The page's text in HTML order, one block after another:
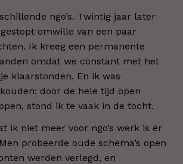
ngo’s. Twintig jaar later
omwille van een paar
Ik kreeg een permanente
omdat we constant met het
klaarstonden. En ik was
door de hele tijd open
stond ik te vaak in de tocht.
ik niet meer voor ngo’s werk is er
probeerde oude schema’s open
werden verlegd, en